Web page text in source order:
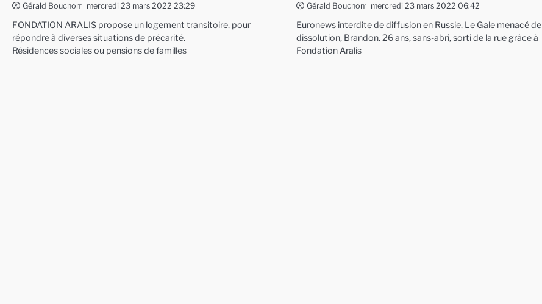
Gérald Bouchon mercredi 23 mars 2022 23:29
FONDATION ARALIS propose un logement transitoire, pour
répondre à diverses situations de précarité.
Résidences sociales ou pensions de familles
Gérald Bouchon mercredi 23 mars 2022 06:42
Euronews interdite de diffusion en Russie, Le Gale menacé de
dissolution, Brandon. 26 ans, sans-abri, sorti de la rue grâce à
Fondation Aralis